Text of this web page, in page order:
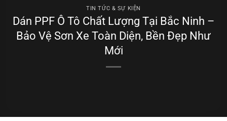
TIN TỨC & SỰ KIỆN
Dán PPF Ô Tô Chất Lượng Tại Bắc Ninh –
Bảo Vệ Sơn Xe Toàn Diện, Bền Đẹp Như
Mới